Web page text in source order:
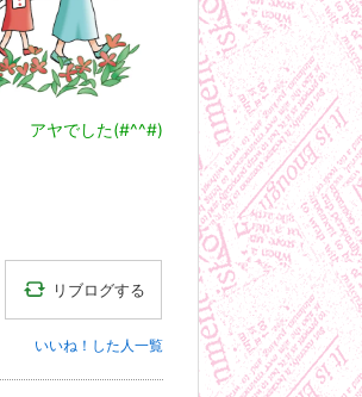
アヤでした(#^^#)
リブログする
いいね！した人一覧